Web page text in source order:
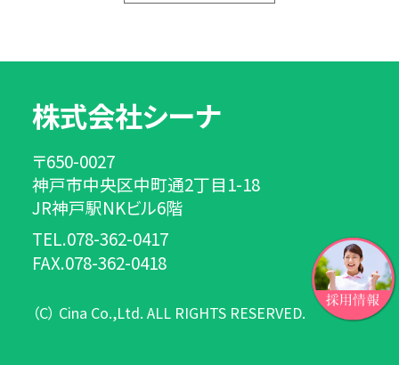
株式会社シーナ
〒650-0027
神戸市中央区中町通2丁目1-18
JR神戸駅NKビル6階
TEL.078-362-0417
FAX.078-362-0418
（C） Cina Co.,Ltd. ALL RIGHTS RESERVED.